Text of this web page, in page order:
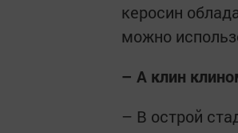
керосин
можно
– А клин
– В острой